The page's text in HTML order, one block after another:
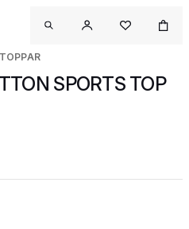
SPORTS TOP